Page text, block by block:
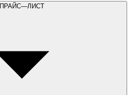
ПРАЙС—ЛИСТ